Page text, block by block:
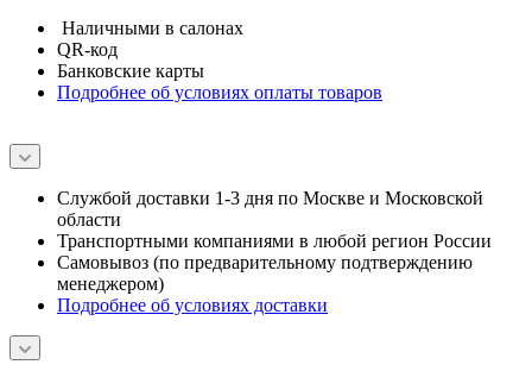
Наличными в салонах
QR-код
Банковские карты
Подробнее об условиях оплаты товаров
Службой доставки 1-3 дня по Москве и Московской
области
Транспортными компаниями в любой регион России
Самовывоз (по предварительному подтверждению
менеджером)
Подробнее об условиях доставки